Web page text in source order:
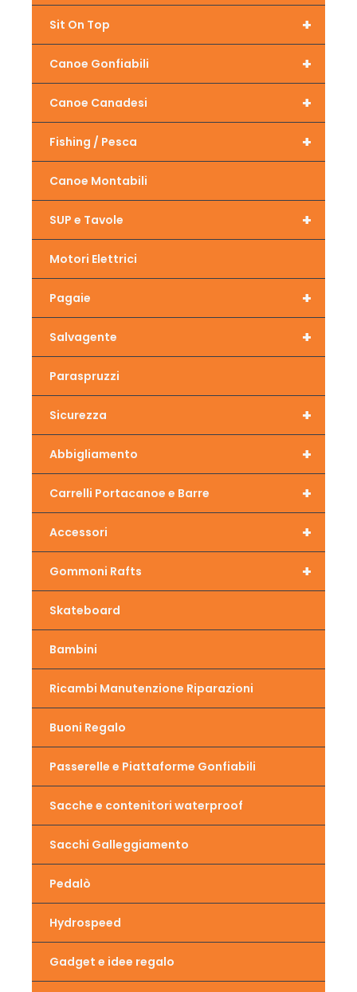
+
Sit On Top
+
Canoe Gonfiabili
+
Canoe Canadesi
+
Fishing / Pesca
Canoe Montabili
+
SUP e Tavole
Motori Elettrici
+
Pagaie
+
Salvagente
Paraspruzzi
+
Sicurezza
+
Abbigliamento
+
Carrelli Portacanoe e Barre
+
Accessori
+
Gommoni Rafts
Skateboard
Bambini
Ricambi Manutenzione Riparazioni
Buoni Regalo
Passerelle e Piattaforme Gonfiabili
Sacche e contenitori waterproof
Sacchi Galleggiamento
Pedalò
Hydrospeed
Gadget e idee regalo